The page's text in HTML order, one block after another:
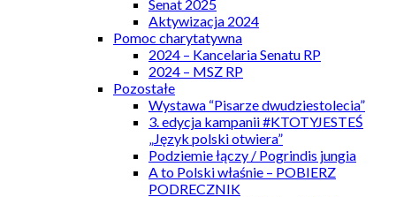
Senat 2025
Aktywizacja 2024
Pomoc charytatywna
2024 – Kancelaria Senatu RP
2024 – MSZ RP
Pozostałe
Wystawa “Pisarze dwudziestolecia”
3. edycja kampanii #KTOTYJESTEŚ
„Język polski otwiera”
Podziemie łączy / Pogrindis jungia
A to Polski właśnie – POBIERZ
PODRECZNIK